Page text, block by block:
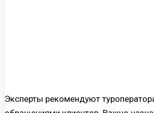
Эксперты рекомендуют